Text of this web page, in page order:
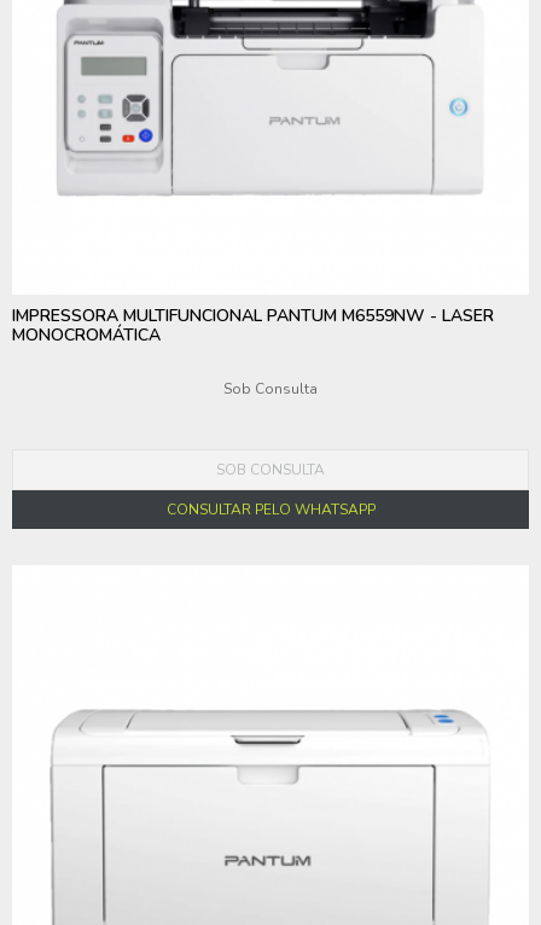
IMPRESSORA MULTIFUNCIONAL PANTUM M6559NW - LASER
MONOCROMÁTICA
Sob Consulta
SOB CONSULTA
CONSULTAR PELO WHATSAPP